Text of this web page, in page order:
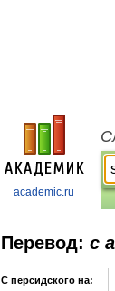
academic.ru
Перевод: с
С персидского на: